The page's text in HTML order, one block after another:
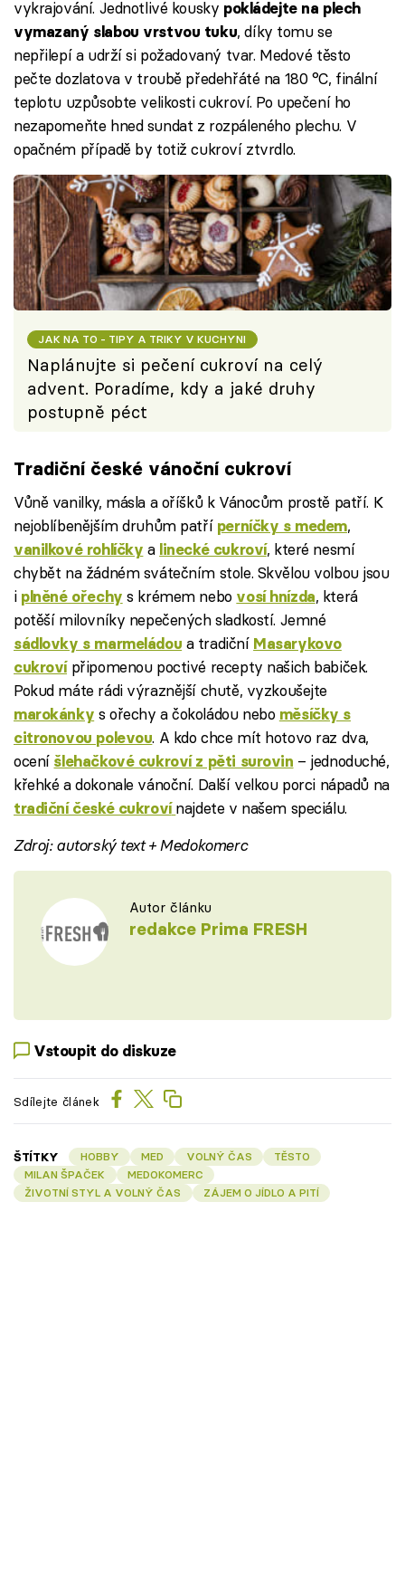
vykrajování. Jednotlivé kousky pokládejte na plech
vymazaný slabou vrstvou tuku, díky tomu se
nepřilepí a udrží si požadovaný tvar. Medové těsto
pečte dozlatova v troubě předehřáté na 180 °C, finální
teplotu uzpůsobte velikosti cukroví. Po upečení ho
nezapomeňte hned sundat z rozpáleného plechu. V
opačném případě by totiž cukroví ztvrdlo.
JAK NA TO - TIPY A TRIKY V KUCHYNI
Naplánujte si pečení cukroví na celý
advent. Poradíme, kdy a jaké druhy
postupně péct
Tradiční české vánoční cukroví
Vůně vanilky, másla a oříšků k Vánocům prostě patří. K
nejoblíbenějším druhům patří perníčky s medem,
vanilkové rohlíčky a linecké cukroví, které nesmí
chybět na žádném svátečním stole. Skvělou volbou jsou
i plněné ořechy s krémem nebo vosí hnízda, která
potěší milovníky nepečených sladkostí. Jemné
sádlovky s marmeládou a tradiční Masarykovo
cukrovípřipomenou poctivé recepty našich babiček.
Pokud máte rádi výraznější chutě, vyzkoušejte
marokánky s ořechy a čokoládou nebo měsíčky s
citronovou polevou. A kdo chce mít hotovo raz dva,
ocení šlehačkové cukroví z pěti surovin – jednoduché,
křehké a dokonale vánoční. Další velkou porci nápadů na
tradiční české cukroví najdete v našem speciálu.
Zdroj: autorský text + Medokomerc
Autor článku
redakce Prima FRESH
Vstoupit do diskuze
Sdílejte článek
ŠTÍTKY HOBBY MED VOLNÝ ČAS
TĚSTO
MILAN ŠPAČEK
MEDOKOMERC
ŽIVOTNÍ STYL A VOLNÝ ČAS
ZÁJEM O JÍDLO A PITÍ